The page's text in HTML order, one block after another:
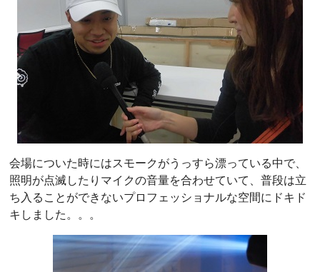
会場についた時にはスモークがうっすら漂っている中で、
照明が点滅したりマイクの音量を合わせていて、普段は立
ち入ることができないプロフェッショナルな空間にドキド
キしました。。。